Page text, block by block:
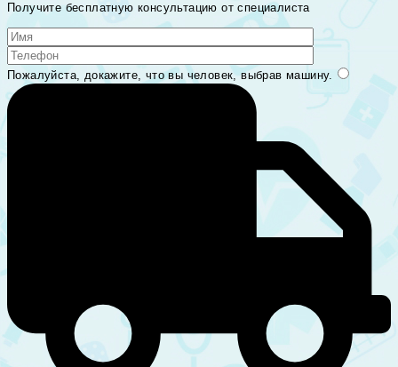
Получите бесплатную консультацию от специалиста
Пожалуйста, докажите, что вы человек, выбрав машину.